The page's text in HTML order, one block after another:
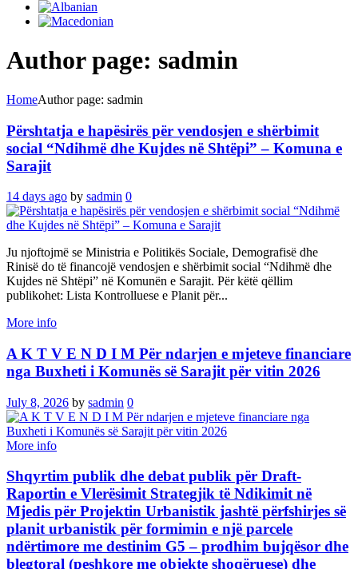
Author page: sadmin
HomeAuthor page: sadmin
Përshtatja e hapësirës për vendosjen e shërbimit
social “Ndihmë dhe Kujdes në Shtëpi” – Komuna e
Sarajit
14 days ago by sadmin 0
Ju njoftojmë se Ministria e Politikës Sociale, Demografisë dhe
Rinisë do të financojë vendosjen e shërbimit social “Ndihmë dhe
Kujdes në Shtëpi” në Komunën e Sarajit. Për këtë qëllim
publikohet: Lista Kontrolluese e Planit për...
More info
A K T V E N D I M Për ndarjen e mjeteve financiare
nga Buxheti i Komunës së Sarajit për vitin 2026
July 8, 2026 by sadmin 0
More info
Shqyrtim publik dhe debat publik për Draft-
Raportin e Vlerësimit Strategjik të Ndikimit në
Mjedis për Projektin Urbanistik jashtë përfshirjes së
planit urbanistik për formimin e një parcele
ndërtimore me destinim G5 – prodhim bujqësor dhe
blegtoral (peshkore me objekte shoqëruese) dhe